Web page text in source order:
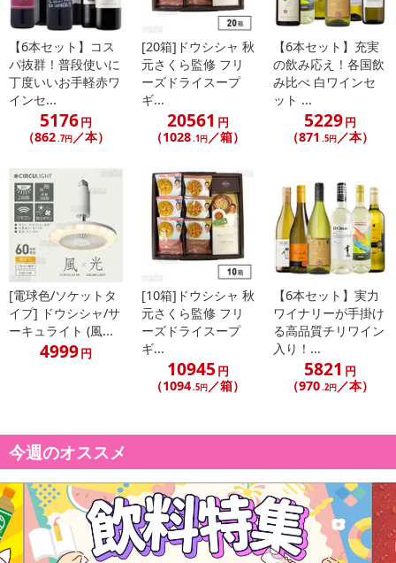
【6本セット】コス
パ抜群！普段使いに
丁度いいお手軽赤ワ
インセ...
5176円
（862.7円／本）
[20箱]ドウシシャ 秋
元さくら監修 フリ
ーズドライスープ
ギ...
20561 円
（1028.1円／箱）
【6本セット】充実
の飲み応え！各国飲
み比べ 白ワインセ
ット ...
5229円
（871 .5円／本）
[電球色/ソケットタ
イプ] ドウシシャ/サ
ーキュライト (風...
4999円
[10箱]ドウシシャ 秋
元さくら監修 フリ
ーズドライスープ
ギ...
10945 円
（1094.5円 ／箱）
【6本セット】実力
ワイナリーが手掛け
る高品質チリワイン
入り！...
5821 円
（970.2円 ／本）
今週のオススメ